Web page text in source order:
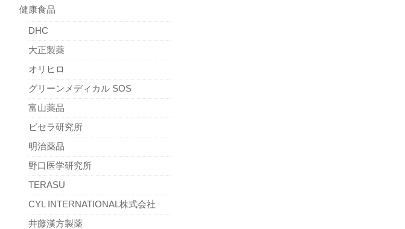
健康食品
DHC
大正製薬
オリヒロ
グリーンメディカル SOS
富山薬品
ビセラ研究所
明治薬品
野口医学研究所
TERASU
CYL INTERNATIONAL株式会社
井藤漢方製薬